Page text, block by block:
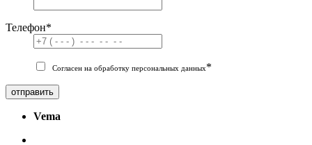
Телефон*
Согласен на обработку персональных данных*
отправить
Vema